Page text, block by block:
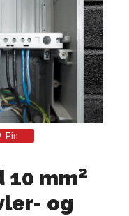
Pin
10 mm2
og